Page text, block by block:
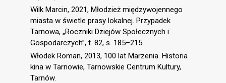
Wilk Marcin, 2021, Młodzież międzywojennego
miasta w świetle prasy lokalnej. Przypadek
Tarnowa, „Roczniki Dziejów Społecznych i
Gospodarczych”, t. 82, s. 185–215.
Włodek Roman, 2013, 100 lat Marzenia. Historia
kina w Tarnowie, Tarnowskie Centrum Kultury,
Tarnów.